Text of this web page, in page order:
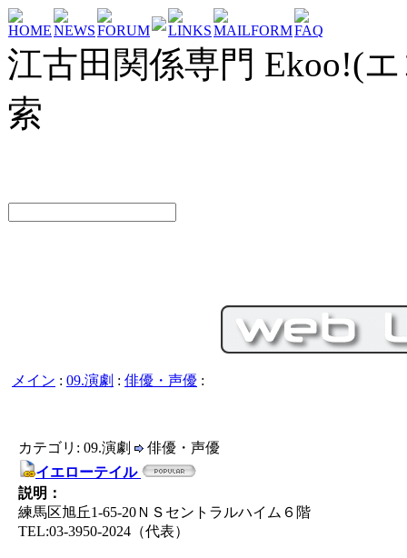
HOMENEWSFORUM LINKSMAILFORMFAQ
江古田関係専門 Ekoo!(
索
メイン : 09.演劇 : 俳優・声優 :
カテゴリ: 09.演劇
俳優・声優
イエローテイル
説明：
練馬区旭丘1-65-20ＮＳセントラルハイム６階
TEL:03-3950-2024（代表）